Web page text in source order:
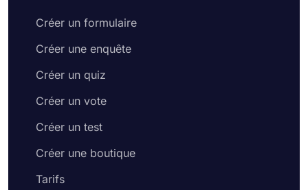
Créer un formulaire
Créer une enquête
Créer un quiz
Créer un vote
Créer un test
Créer une boutique
Tarifs